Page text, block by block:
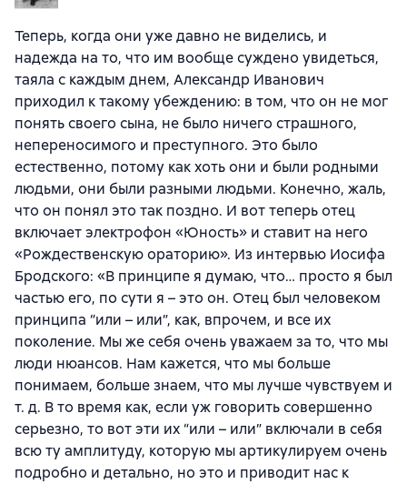
Теперь, когда они уже давно не виделись, и
надежда на то, что им вообще суждено увидеться,
таяла с каждым днем, Александр Иванович
приходил к такому убеждению: в том, что он не мог
понять своего сына, не было ничего страшного,
непереносимого и преступного. Это было
естественно, потому как хоть они и были родными
людьми, они были разными людьми. Конечно, жаль,
что он понял это так поздно. И вот теперь отец
включает электрофон «Юность» и ставит на него
«Рождественскую ораторию». Из интервью Иосифа
Бродского: «В принципе я думаю, что… просто я был
частью его, по сути я – это он. Отец был человеком
принципа “или – или”, как, впрочем, и все их
поколение. Мы же себя очень уважаем за то, что мы
люди нюансов. Нам кажется, что мы больше
понимаем, больше знаем, что мы лучше чувствуем и
т. д. В то время как, если уж говорить совершенно
серьезно, то вот эти их “или – или” включали в себя
всю ту амплитуду, которую мы артикулируем очень
подробно и детально, но это и приводит нас к